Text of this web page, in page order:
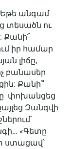
Եթե անգամ
տեսածն ու
Քանի՜
իր համար
լիճը,
բանասեր
Քանի՞
փոխանցեց
Զանգվի
«Գետը
ստացավ՝